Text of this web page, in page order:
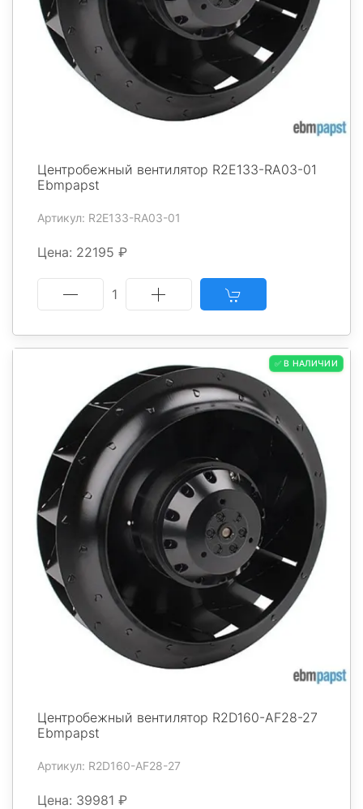
Центробежный вентилятор R2E133-RA03-01
Ebmpapst
Артикул: R2E133-RA03-01
Цена: 22195 ₽
1
✅ В НАЛИЧИИ
Центробежный вентилятор R2D160-AF28-27
Ebmpapst
Артикул: R2D160-AF28-27
Цена: 39981 ₽